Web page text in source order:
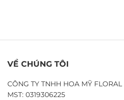
VỀ CHÚNG TÔI
CÔNG TY TNHH HOA MỸ FLORAL
MST: 0319306225